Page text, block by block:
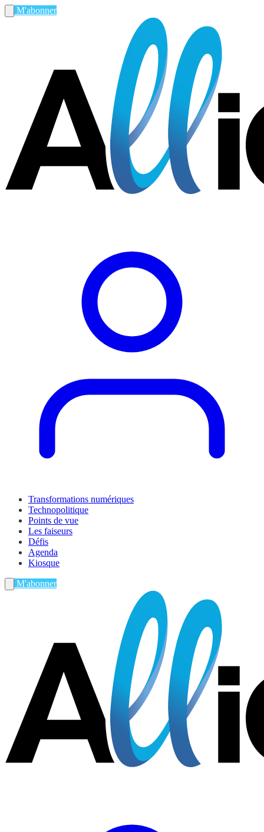
M'abonner
Transformations numériques
Technopolitique
Points de vue
Les faiseurs
Défis
Agenda
Kiosque
M'abonner